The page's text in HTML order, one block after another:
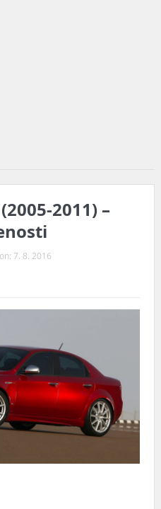
2011) –
on: 7. 8. 2016